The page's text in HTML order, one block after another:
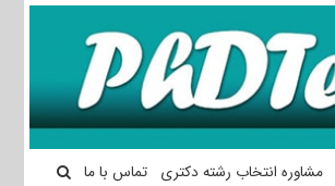
مشاوره انتخاب رشته دکتری تماس با ما